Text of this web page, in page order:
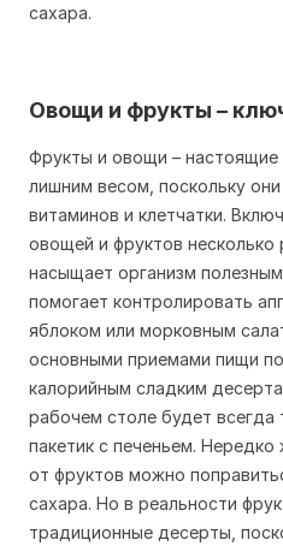
сахара.
Овощи и фрукты –
Фрукты и овощи – настоящие
лишним весом, поскольку
витаминов и клетчатки.
овощей и фруктов несколько
насыщает организм
помогает контролировать
яблоком или морковным
основными приемами пищи
калорийным сладким
рабочем столе будет всегда
пакетик с печеньем.
от фруктов можно
сахара. Но в реальности
традиционные десерты,